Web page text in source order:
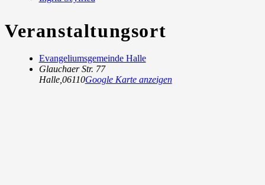
Veranstaltungsort
Evangeliumsgemeinde Halle
Glauchaer Str. 77
Halle, 06110Google Karte anzeigen